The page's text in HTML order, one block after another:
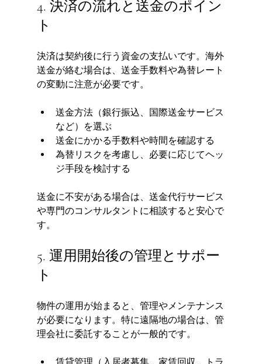
4. 決済の流れと送金のポイン
ト
決済は契約後に行う資金の支払いです。海外
送金が絡む場合は、送金手数料や為替レート
の変動に注意が必要です。
送金方法（銀行振込、国際送金サービス
など）を選ぶ
送金にかかる手数料や時間を確認する
為替リスクを考慮し、必要に応じてヘッ
ジ手段を検討する
送金に不安がある場合は、送金代行サービス
や専門のコンサルタントに相談すると安心で
す。
5. 運用開始後の管理とサポー
ト
物件の運用が始まると、管理やメンテナンス
が必要になります。特に遠隔地の場合は、管
理会社に委託することが一般的です。